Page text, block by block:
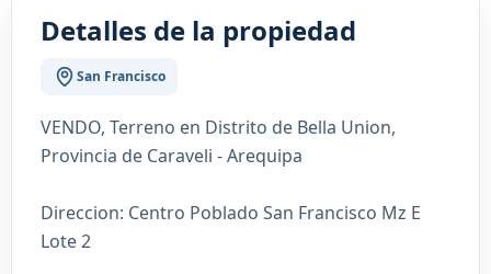
Detalles de la propiedad
San Francisco
VENDO, Terreno en Distrito de Bella Union,
Provincia de Caraveli - Arequipa
Direccion: Centro Poblado San Francisco Mz E
Lote 2